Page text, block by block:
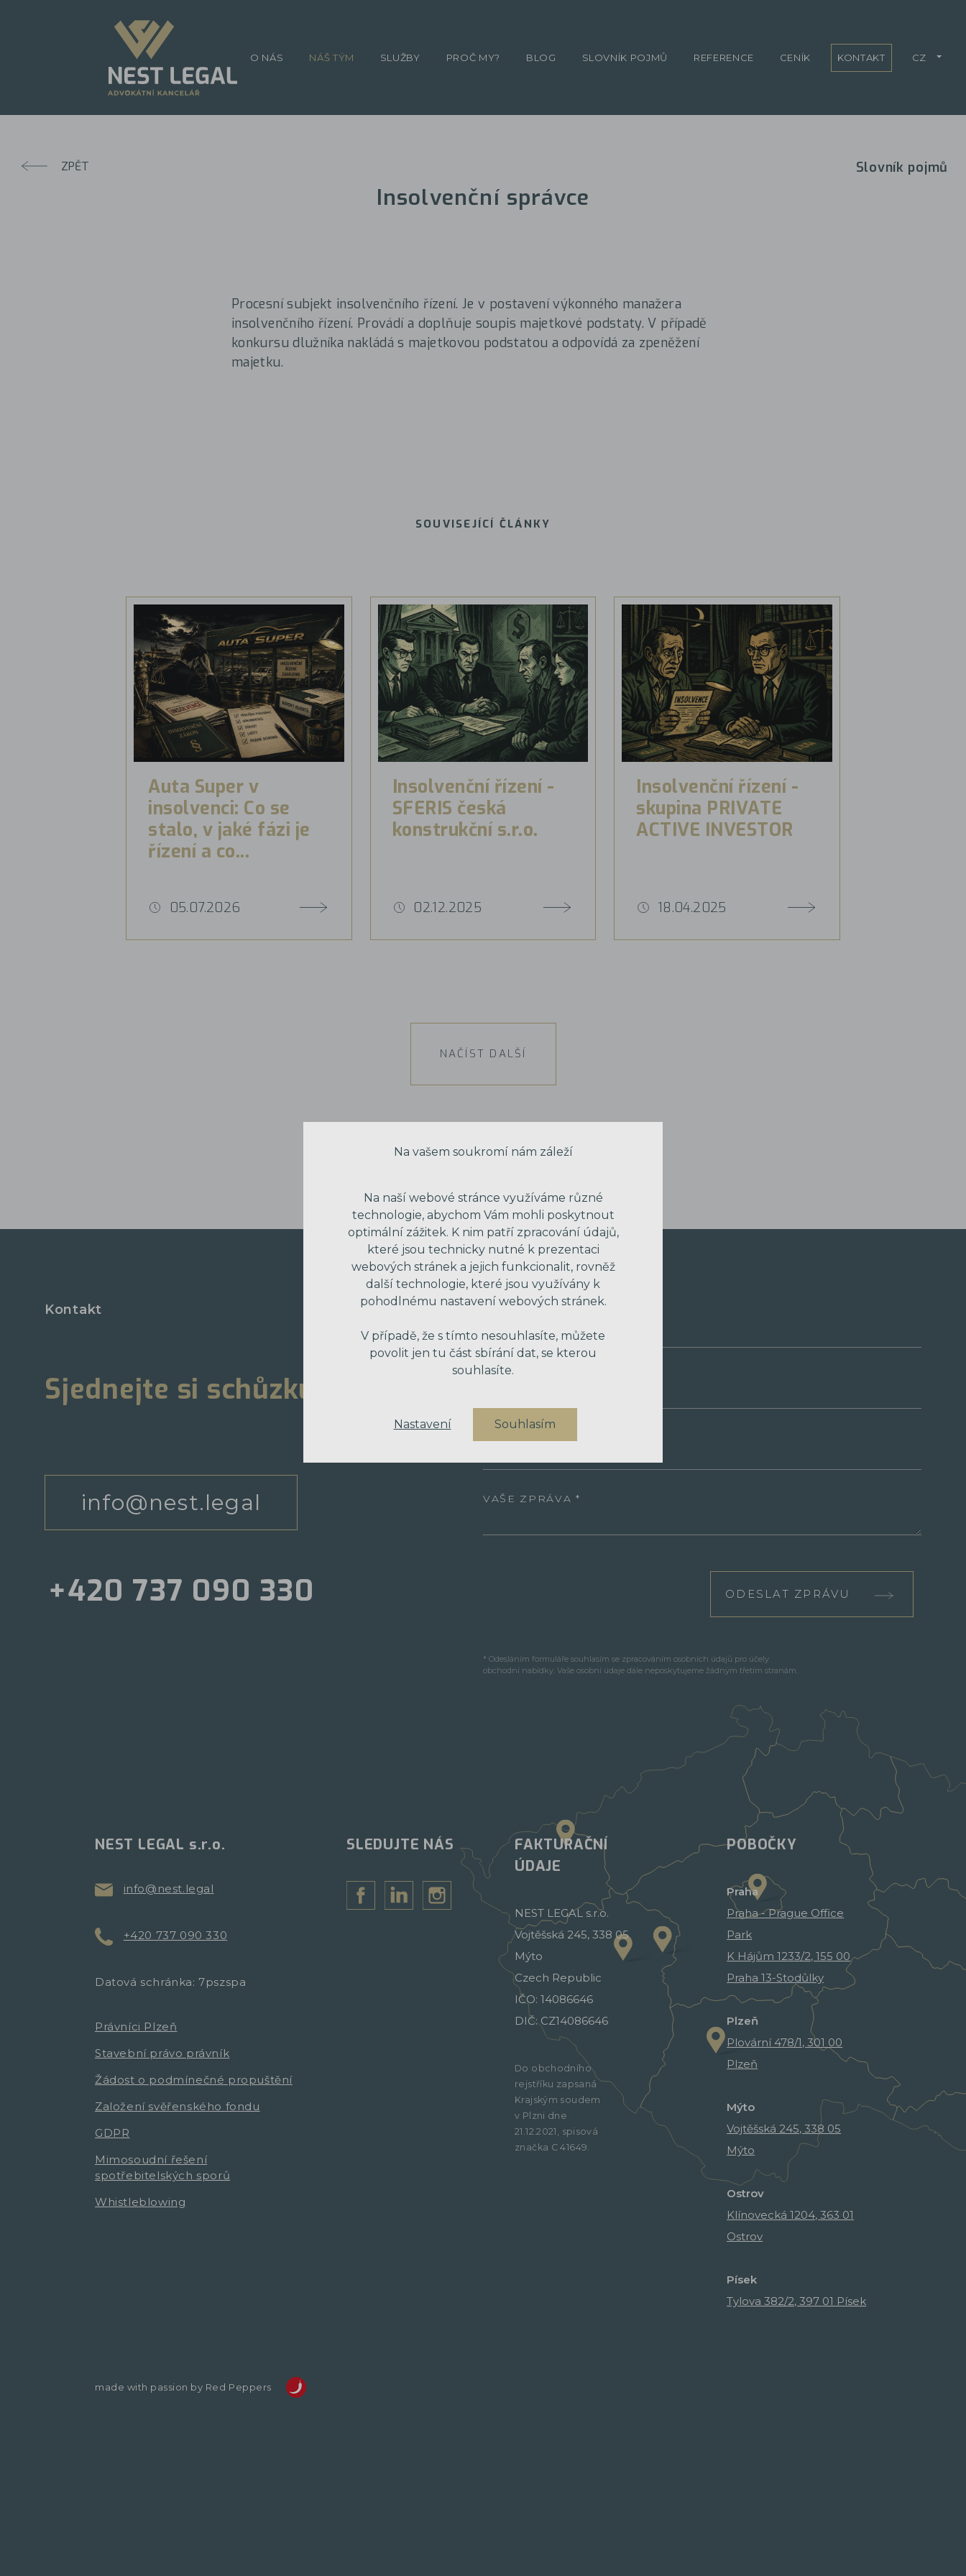
ZPĚT Slovník pojmů
Insolvenční správce
Procesní subjekt insolvenčního řízení. Je v postavení výkonného manažera
insolvenčního řízení. Provádí a doplňuje soupis majetkové podstaty. V případě
konkursu dlužníka nakládá s majetkovou podstatou a odpovídá za zpeněžení
majetku.
SOUVISEJÍCÍ ČLÁNKY
Auta Super v
insolvenci: Co se
stalo, v jaké fázi je
řízení a co...
05.07.2026
Insolvenční řízení -
SFERIS česká
konstrukční s.r.o.
02.12.2025
Insolvenční řízení -
skupina PRIVATE
ACTIVE INVESTOR
18.04.2025
NAČÍST DALŠÍ
Kontakt
Sjednejte si schůzku
info@nest.legal
+420 737 090 330
VÁŠ EMAIL
VAŠE ZPRÁVA
ODESLAT ZPRÁVU
* Odesláním formuláře souhlasím se zpracováním osobních údajů pro účely
obchodní nabídky. Vaše osobní údaje dále neposkytujeme žádným třetím stranám.
NEST LEGAL s.r.o.
info@nest.legal
+420 737 090 330
Datová schránka: 7pszspa
Právníci Plzeň
Stavební právo právník
Žádost o podmínečné propuštění
Založení svěřenského fondu
GDPR
Mimosoudní řešení
spotřebitelských sporů
Whistleblowing
SLEDUJTE NÁS
FAKTURAČNÍ
ÚDAJE
NEST LEGAL s.r.o.
Vojtěšská 245, 338 05
Mýto
Czech Republic
IČO: 14086646
DIČ: CZ14086646
Do obchodního
rejstříku zapsaná
Krajským soudem
v Plzni dne
21.12.2021, spisová
značka C 41649.
POBOČKY
Praha
Praha - Prague Office
Park
K Hájům 1233/2, 155 00
Praha 13-Stodůlky
Plzeň
Plovární 478/1, 301 00
Plzeň
Mýto
Vojtěšská 245, 338 05
Mýto
Ostrov
Klínovecká 1204, 363 01
Ostrov
Písek
Tylova 382/2, 397 01 Písek
made with passion by Red Peppers
O NÁS NÁŠ TÝM SLUŽBY PROČ MY? BLOG SLOVNÍK POJMŮ REFERENCE CENÍK KONTAKT CZ
Na vašem soukromí nám záleží
Na naší webové stránce využíváme různé
technologie, abychom Vám mohli poskytnout
optimální zážitek. K nim patří zpracování údajů,
které jsou technicky nutné k prezentaci
webových stránek a jejich funkcionalit, rovněž
další technologie, které jsou využívány k
pohodlnému nastavení webových stránek.
V případě, že s tímto nesouhlasíte, můžete
povolit jen tu část sbírání dat, se kterou
souhlasíte.
Nastavení Souhlasím